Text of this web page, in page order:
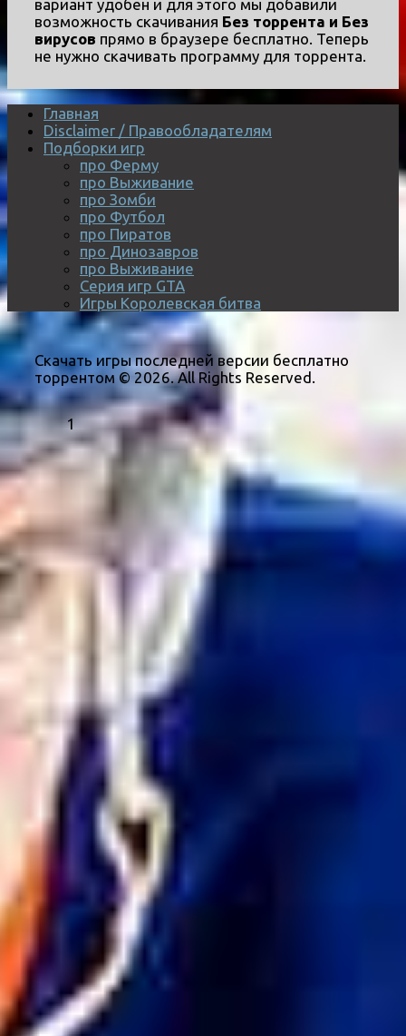
вариант удобен и для этого мы добавили
возможность скачивания Без торрента и Без
вирусов прямо в браузере бесплатно. Теперь
не нужно скачивать программу для торрента.
Главная
Disclaimer / Правообладателям
Подборки игр
про Ферму
про Выживание
про Зомби
про Футбол
про Пиратов
про Динозавров
про Выживание
Серия игр GTA
Игры Королевская битва
Скачать игры последней версии бесплатно
торрентом © 2026. All Rights Reserved.
1